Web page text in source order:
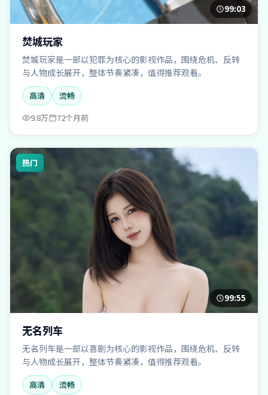
99:03
焚城玩家
焚城玩家是一部以犯罪为核心的影视作品，围绕危机、反转
与人物成长展开，整体节奏紧凑，值得推荐观看。
高清
流畅
9.8万
72个月前
热门
99:55
无名列车
无名列车是一部以喜剧为核心的影视作品，围绕危机、反转
与人物成长展开，整体节奏紧凑，值得推荐观看。
高清
流畅